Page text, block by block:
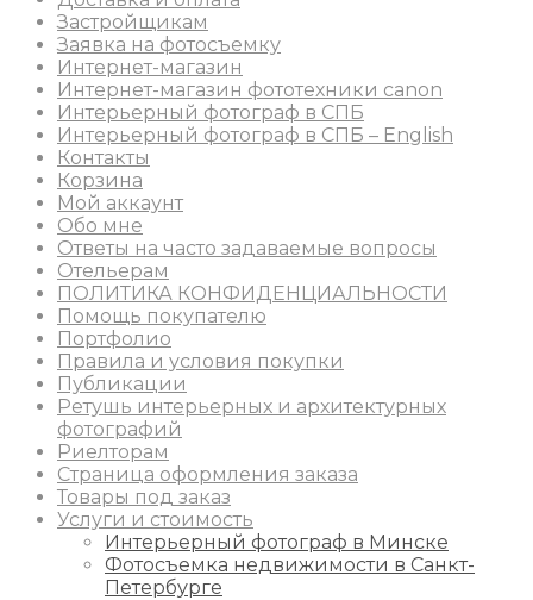
Застройщикам
Заявка на фотосъемку
Интернет-магазин
Интернет-магазин фототехники canon
Интерьерный фотограф в СПБ
Интерьерный фотограф в СПБ – English
Контакты
Корзина
Мой аккаунт
Обо мне
Ответы на часто задаваемые вопросы
Отельерам
ПОЛИТИКА КОНФИДЕНЦИАЛЬНОСТИ
Помощь покупателю
Портфолио
Правила и условия покупки
Публикации
Ретушь интерьерных и архитектурных
фотографий
Риелторам
Страница оформления заказа
Товары под заказ
Услуги и стоимость
Интерьерный фотограф в Минске
Фотосъемка недвижимости в Санкт-
Петербурге